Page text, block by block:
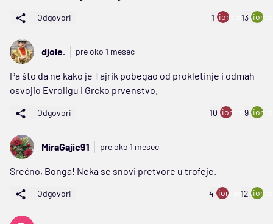
Odgovori 1 ion:minus
13
djole. pre oko 1 mesec
Pa što da ne kako je Tajrik pobegao od prokletinje i odmah
osvojio Evroligu i Grcko prvenstvo.
Odgovori 10 ion:minus
9
MiraGajic91 pre oko 1 mesec
Srećno, Bonga! Neka se snovi pretvore u trofeje.
Odgovori 4 ion:minus
12